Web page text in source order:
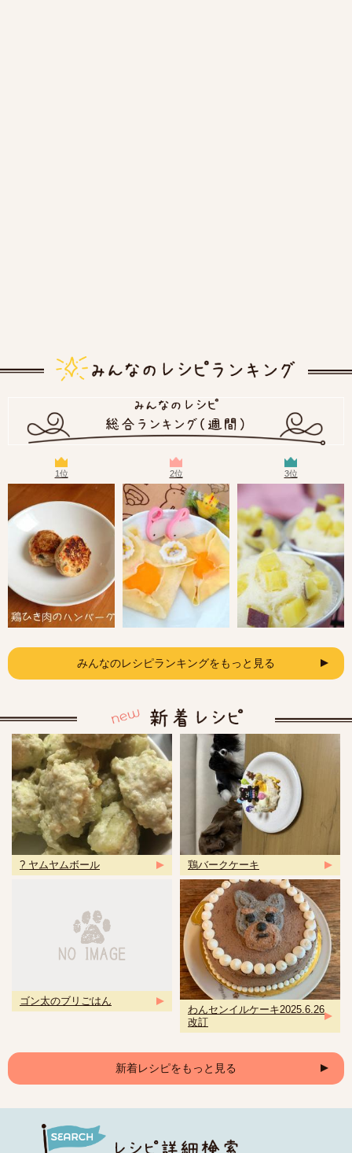
1位 2位 3位
みんなのレシピランキングをもっと見る
? ヤムヤムボール 鶏バークケーキ
ゴン太のブリごはん
わんセンイルケーキ2025.6.26
改訂
新着レシピをもっと見る